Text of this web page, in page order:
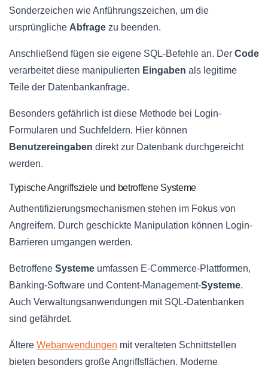
Sonderzeichen wie Anführungszeichen, um die
ursprüngliche Abfrage zu beenden.
Anschließend fügen sie eigene SQL-Befehle an. Der Code
verarbeitet diese manipulierten Eingaben als legitime
Teile der Datenbankanfrage.
Besonders gefährlich ist diese Methode bei Login-
Formularen und Suchfeldern. Hier können
Benutzereingaben direkt zur Datenbank durchgereicht
werden.
Typische Angriffsziele und betroffene Systeme
Authentifizierungsmechanismen stehen im Fokus von
Angreifern. Durch geschickte Manipulation können Login-
Barrieren umgangen werden.
Betroffene Systeme umfassen E-Commerce-Plattformen,
Banking-Software und Content-Management-Systeme.
Auch Verwaltungsanwendungen mit SQL-Datenbanken
sind gefährdet.
Ältere Webanwendungen mit veralteten Schnittstellen
bieten besonders große Angriffsflächen. Moderne